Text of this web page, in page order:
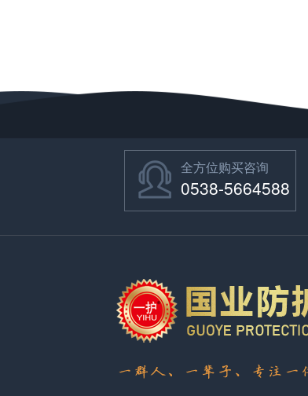
全方位购买咨询
0538-5664588